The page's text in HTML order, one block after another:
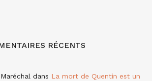
RÉCENTS
dans La mort de Quentin est un